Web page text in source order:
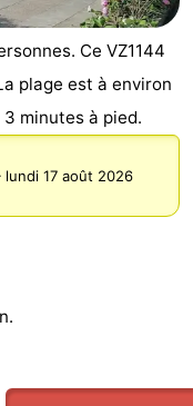
Ce VZ1144
plage est à environ
minutes à pied.
lundi 17 août 2026